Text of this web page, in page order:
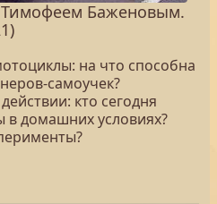
Баженовым.
на что способна
самоучек?
кто сегодня
в домашних условиях?